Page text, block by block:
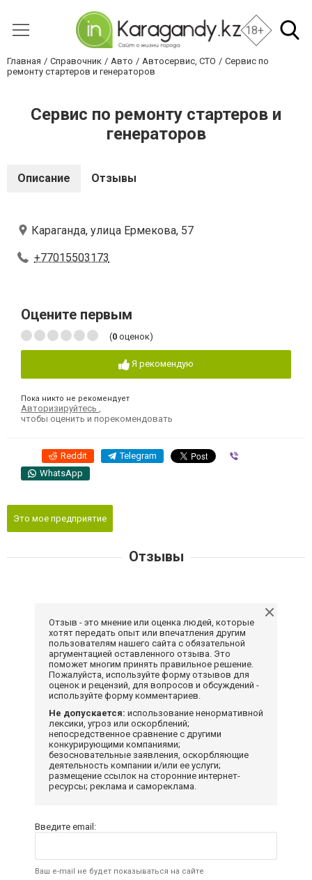
18+
Главная Справочник Авто Автосервис, СТО
Сервис по
ремонту стартеров и генераторов
Сервис по ремонту стартеров и
генераторов
Описание Отзывы
Караганда, улица Ермекова, 57
+77015503173
Оцените первым
(0 оценок)
Я рекомендую
Пока никто не рекомендует
Авторизируйтесь
чтобы оценить и порекомендовать
Reddit Telegram
WhatsApp
Это мое предприятие
Отзывы
Отзыв - это мнение или оценка людей, которые
хотят передать опыт или впечатления другим
пользователям нашего сайта с обязательной
аргументацией оставленного отзыва. Это
поможет многим принять правильное решение.
Пожалуйста, используйте форму отзывов для
оценок и рецензий, для вопросов и обсуждений -
используйте форму комментариев.
Не допускается: использование ненормативной
лексики, угроз или оскорблений;
непосредственное сравнение с другими
конкурирующими компаниями;
безосновательные заявления, оскорбляющие
деятельность компании и/или ее услуги;
размещение ссылок на сторонние интернет-
ресурсы; реклама и самореклама.
Введите email:
Ваш e-mail не будет показываться на сайте